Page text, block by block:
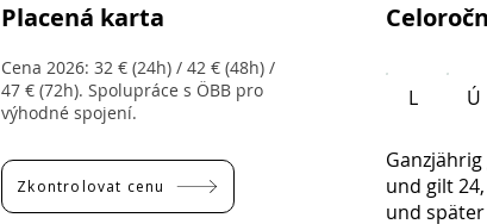
Placená karta
Cena 2026: 32 € (24h) / 42 € (48h) /
47 € (72h). Spolupráce s ÖBB pro
výhodné spojení.
Zkontrolovat cenu
L Ú
und gilt
und